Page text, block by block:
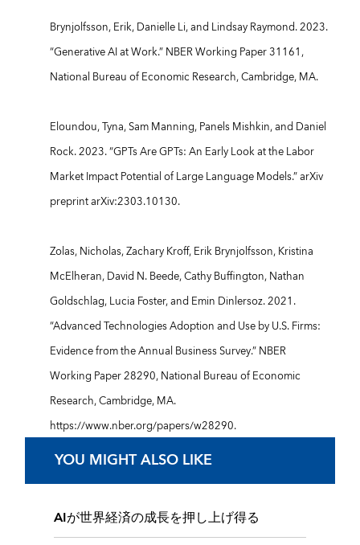
Brynjolfsson, Erik, Danielle Li, and Lindsay Raymond. 2023.
“Generative AI at Work.” NBER Working Paper 31161,
National Bureau of Economic Research, Cambridge, MA.
Eloundou, Tyna, Sam Manning, Panels Mishkin, and Daniel
Rock. 2023. “GPTs Are GPTs: An Early Look at the Labor
Market Impact Potential of Large Language Models.” arXiv
preprint arXiv:2303.10130.
Zolas, Nicholas, Zachary Kroff, Erik Brynjolfsson, Kristina
McElheran, David N. Beede, Cathy Buffington, Nathan
Goldschlag, Lucia Foster, and Emin Dinlersoz. 2021.
“Advanced Technologies Adoption and Use by U.S. Firms:
Evidence from the Annual Business Survey.” NBER
Working Paper 28290, National Bureau of Economic
Research, Cambridge, MA.
https://www.nber.org/papers/w28290.
YOU MIGHT ALSO LIKE
AIが世界経済の成長を押し上げ得る